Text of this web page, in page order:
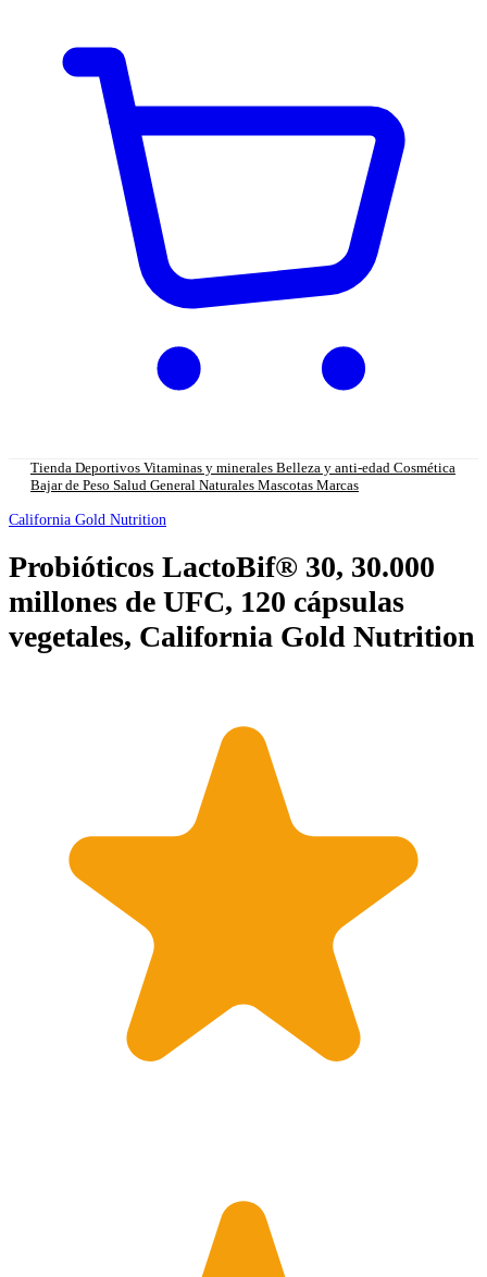
Tienda Deportivos Vitaminas y minerales Belleza y anti-edad Cosmética
Bajar de Peso Salud General Naturales Mascotas Marcas
California Gold Nutrition
Probióticos LactoBif® 30, 30.000
millones de UFC, 120 cápsulas
vegetales, California Gold Nutrition